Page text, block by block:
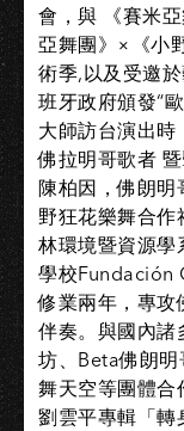
會，與 《賽米
亞舞團》×《小
術季,以及受邀
班牙政府頒發“
大師訪台演出時
佛拉明哥歌者
陳柏因，佛朗明
野狂花樂舞合作
林環境暨資源學
學校Fundación
修業兩年，專攻
伴奏。與國內諸
坊、Beta佛朗
舞天空等團體合
劉雲平專輯「轉